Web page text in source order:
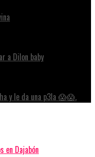
a Dilon baby
y le da una p3la 😱😱.
en Dajabón